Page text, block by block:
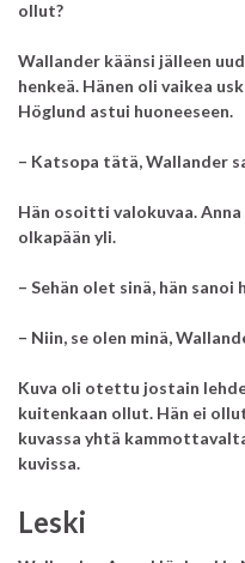
ollut?
Wallander käänsi jälleen
henkeä. Hänen oli vaikea
Höglund astui huoneeseen.
– Katsopa tätä, Wallander
Hän osoitti valokuvaa.
olkapään yli.
– Sehän olet sinä, hän sanoi
– Niin, se olen minä,
Kuva oli otettu jostain
kuitenkaan ollut. Hän ei
kuvassa yhtä
kuvissa.
Leski